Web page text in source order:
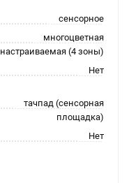
сенсорное
многоцветная
настраиваемая (4 зоны)
Нет
тачпад (сенсорная
площадка)
Нет